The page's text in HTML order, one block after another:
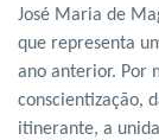
José Maria de
que representa
ano anterior. Por
conscientização,
itinerante, a